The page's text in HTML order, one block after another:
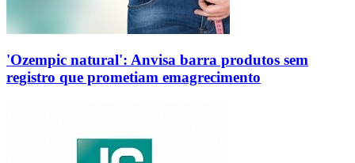
'Ozempic natural': Anvisa barra produtos sem
registro que prometiam emagrecimento